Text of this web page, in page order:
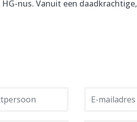
nus. Vanuit een daadkrachtige,